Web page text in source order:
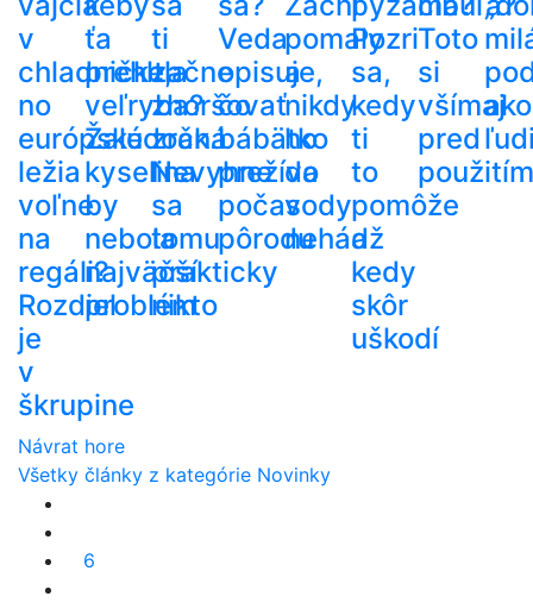
v
chladničke,
no
európske
ležia
voľne
na
regáli?
Rozdiel
je
v
škrupine
ťa
prehltla
veľryba?
Žalúdočná
kyselina
by
nebola
najväčší
problém
ti
začne
zhoršovať
zrak.
Nevyhne
sa
tomu
prakticky
nikto
Veda
opisuje,
čo
bábätko
prežíva
počas
pôrodu
pomaly
a
nikdy
ho
do
vody
nehádž
Pozri
sa,
kedy
ti
to
pomôže
a
kedy
skôr
uškodí
Toto
si
všímaj
pred
použitím
ako
Návrat hore
Všetky články z kategórie Novinky
6